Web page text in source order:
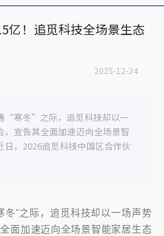
亿！追觅科技全场景生态
2025-12-24
遇“寒冬”之际，追觅科技却以一
会，宣告其全面加速迈向全场景智
冬”之际，追觅科技却以一场声势
面加速迈向全场景智能家居生态